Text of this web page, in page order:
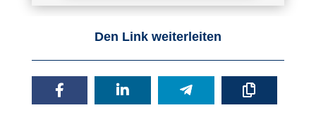
Den Link weiterleiten